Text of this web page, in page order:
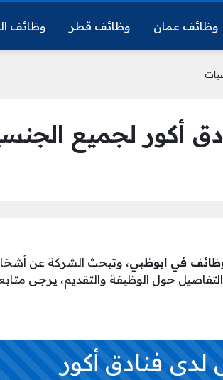
وظائف عمان وظائف قطر وظائف
أكور لجميع
في ابوظبي، وتبحث الشركة عن
حول الوظيفة والتقديم، يرجى
فنادق أكور